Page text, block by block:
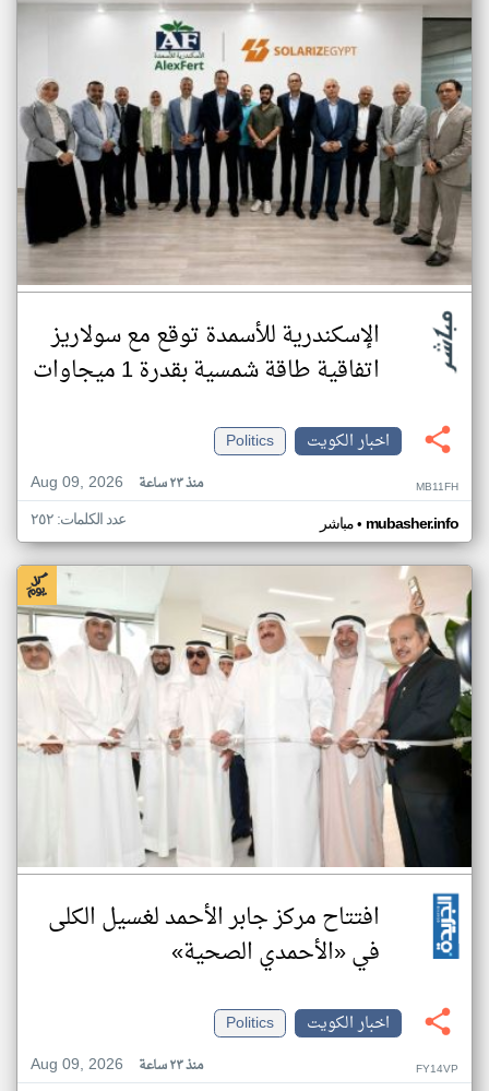
الإسكندرية للأسمدة توقع مع سولاريز
اتفاقية طاقة شمسية بقدرة 1 ميجاوات
اخبار الكويت
Politics
Aug 09, 2026
منذ ٢٣ ساعة MB11FH
مباشر• mubasher.info عدد الكلمات: ٢٥٢
افتتاح مركز جابر الأحمد لغسيل الكلى
في «الأحمدي الصحية»
اخبار الكويت
Politics
Aug 09, 2026
منذ ٢٣ ساعة FY14VP